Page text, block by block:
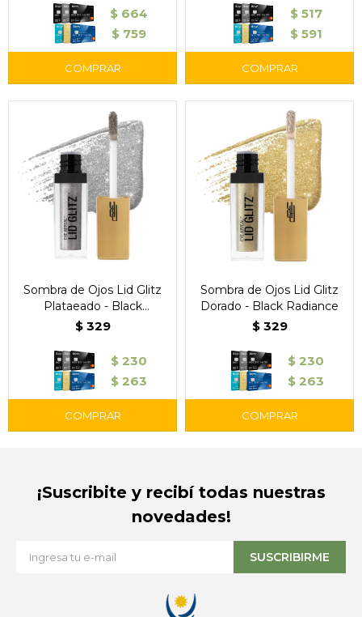
$ 664
$ 759
$ 517
$ 591
Sombra de Ojos Lid Glitz
Plataeado - Black
Radiance
$ 329
$ 230
$ 263
Sombra de Ojos Lid Glitz
Dorado - Black Radiance
$ 329
$ 230
$ 263
¡Suscribite y recibí todas nuestras
novedades!
SUSCRIBIRME